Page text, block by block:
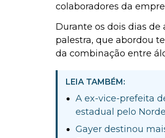
colaboradores da
Durante os dois dias
palestra, que abordou
da combinação entre
LEIA TAMBÉM:
A ex-vice-prefeita
estadual pelo
Gayer destinou